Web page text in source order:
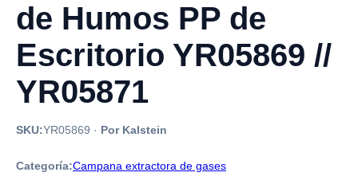
de Humos PP de
Escritorio YR05869 //
YR05871
SKU:YR05869 · Por Kalstein
Categoría:Campana extractora de gases